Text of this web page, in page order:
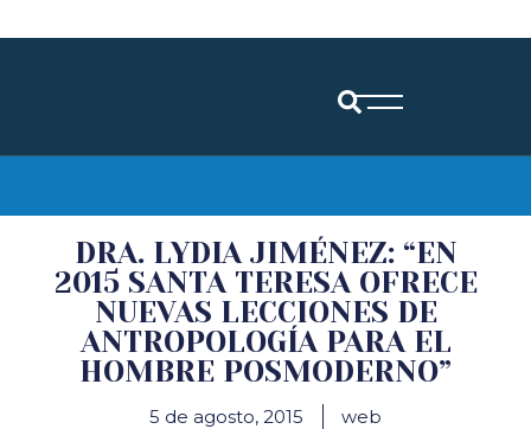
DRA. LYDIA JIMÉNEZ: “EN
2015 SANTA TERESA OFRECE
NUEVAS LECCIONES DE
ANTROPOLOGÍA PARA EL
HOMBRE POSMODERNO”
5 de agosto, 2015 web